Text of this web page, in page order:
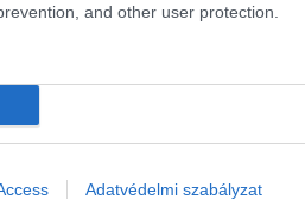
and other user protection.
Adatvédelmi szabályzat